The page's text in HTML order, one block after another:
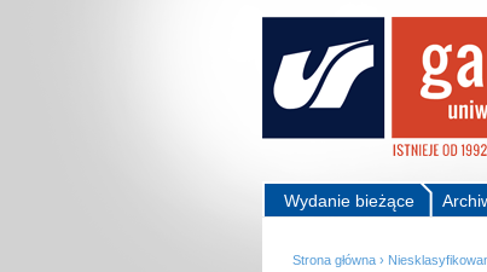
Wydanie bieżące
Strona główna ›